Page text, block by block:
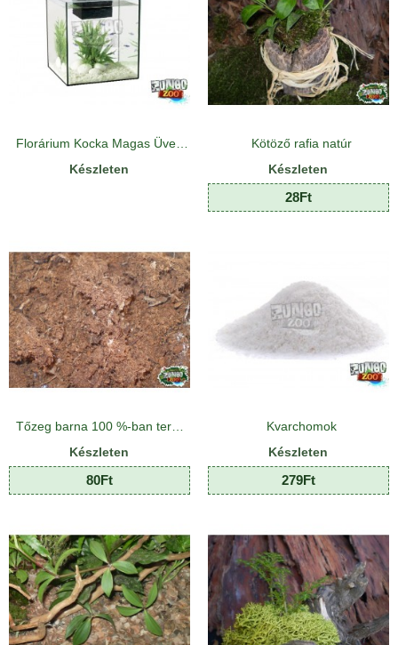
Készleten
Florárium Kocka Magas Üvegből
Készleten
Kötöző rafia natúr
28Ft
Készleten
Tőzeg barna 100 %-ban természetes anyagból
80Ft
Készleten
Kvarchomok
279Ft